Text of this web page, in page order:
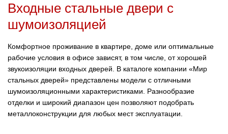
Входные стальные двери с
шумоизоляцией
Комфортное проживание в квартире, доме или оптимальные
рабочие условия в офисе зависят, в том числе, от хорошей
звукоизоляции входных дверей. В каталоге компании «Мир
стальных дверей» представлены модели с отличными
шумоизоляционными характеристиками. Разнообразие
отделки и широкий диапазон цен позволяют подобрать
металлоконструкции для любых мест эксплуатации.